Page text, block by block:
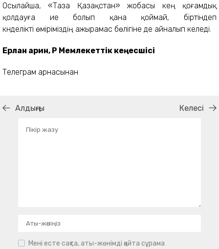
Осылайша, «Таза Қазақстан» жобасы кең қоғамдық
қолдауға ие болып қана қоймай, біртіндеп
күнделікті өміріміздің ажырамас бөлігіне де айналып келеді.
Ерлан Қарин, ҚР Мемлекеттік кеңесшісі
Телеграм арнасынан
Алдыңғы Келесі
Мені есте сақта, аты-жөнімді қайта сұрама